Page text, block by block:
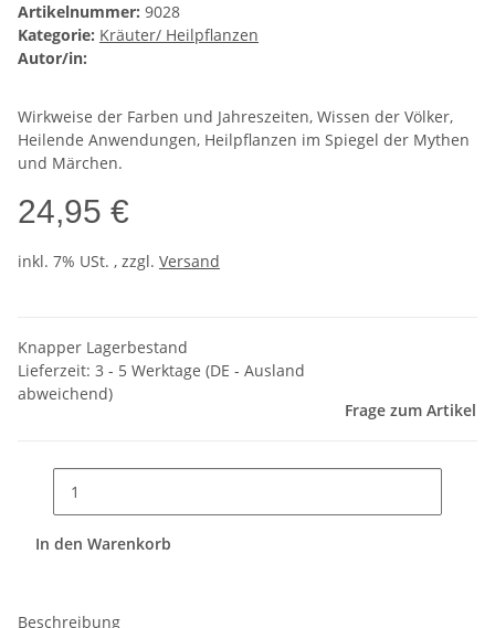
Artikelnummer: 9028
Kategorie: Kräuter/ Heilpflanzen
Autor/in:
Wirkweise der Farben und Jahreszeiten, Wissen der Völker,
Heilende Anwendungen, Heilpflanzen im Spiegel der Mythen
und Märchen.
24,95 €
inkl. 7% USt. , zzgl. Versand
Knapper Lagerbestand
Lieferzeit: 3 - 5 Werktage (DE - Ausland
abweichend)
Frage zum Artikel
In den Warenkorb
Beschreibung